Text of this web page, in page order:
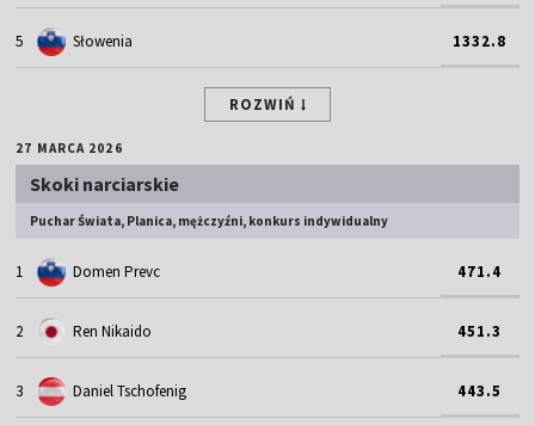
5 Słowenia 1332.8
ROZWIŃ
27 MARCA 2026
Skoki narciarskie
Puchar Świata, Planica, mężczyźni, konkurs indywidualny
1 Domen Prevc 471.4
2 Ren Nikaido 451.3
3 Daniel Tschofenig 443.5